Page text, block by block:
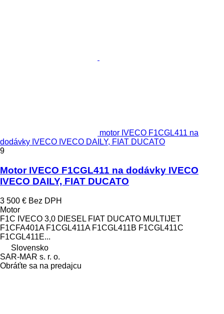
motor IVECO F1CGL411 na
dodávky IVECO IVECO DAILY, FIAT DUCATO
9
Motor IVECO F1CGL411 na dodávky IVECO
IVECO DAILY, FIAT DUCATO
3 500 € Bez DPH
Motor
F1C IVECO 3,0 DIESEL FIAT DUCATO MULTIJET
F1CFA401A F1CGL411A F1CGL411B F1CGL411C
F1CGL411E...
Slovensko
SAR-MAR s. r. o.
Obráťte sa na predajcu